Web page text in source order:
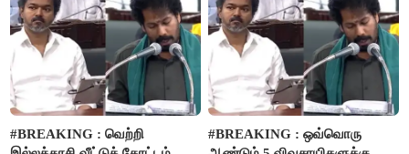
#BREAKING : வெற்றி
#BREAKING : ஒவ்வொரு